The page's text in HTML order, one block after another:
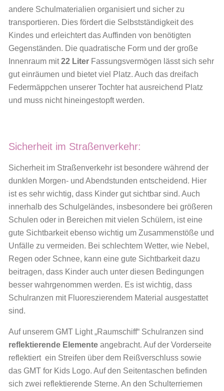
andere Schulmaterialien organisiert und sicher zu
transportieren. Dies fördert die Selbstständigkeit des
Kindes und erleichtert das Auffinden von benötigten
Gegenständen. Die quadratische Form und der große
Innenraum mit22 LiterFassungsvermögen lässt sich sehr
gut einräumen und bietet viel Platz. Auch das dreifach
Federmäppchen unserer Tochter hat ausreichend Platz
und muss nicht hineingestopft werden.
Sicherheit im Straßenverkehr:
Sicherheit im Straßenverkehr ist besondere während der
dunklen Morgen- und Abendstunden entscheidend. Hier
ist es sehr wichtig, dass Kinder gut sichtbar sind. Auch
innerhalb des Schulgeländes, insbesondere bei größeren
Schulen oder in Bereichen mit vielen Schülern, ist eine
gute Sichtbarkeit ebenso wichtig um Zusammenstöße und
Unfälle zu vermeiden. Bei schlechtem Wetter, wie Nebel,
Regen oder Schnee, kann eine gute Sichtbarkeit dazu
beitragen, dass Kinder auch unter diesen Bedingungen
besser wahrgenommen werden. Es ist wichtig, dass
Schulranzen mit Fluoreszierendem Material ausgestattet
sind.
Auf unserem GMT Light „Raumschiff“ Schulranzen sind
reflektierende Elementeangebracht. Auf der Vorderseite
reflektiert ein Streifen über dem Reißverschluss sowie
das GMT for Kids Logo. Auf den Seitentaschen befinden
sich zwei reflektierende Sterne. An den Schulterriemen